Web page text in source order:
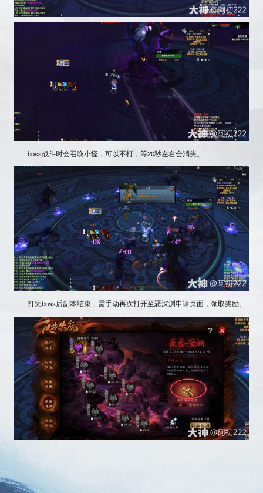
boss战斗时会召唤小怪，可以不打，等20秒左右会消失。
打完boss后副本结束，需手动再次打开至恶深渊申请页面，领取奖励。